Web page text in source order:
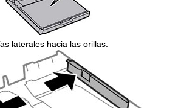
laterales hacia las orillas.